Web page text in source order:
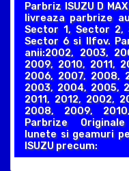
Parbriz ISUZU D
livreaza parbrize
Sector 1, Sector
Sector 6 si Ilfov.
anii:2002, 2003,
2009, 2010, 2011,
2006, 2007, 2008,
2003, 2004, 2005,
2011, 2012, 2002,
2008, 2009,
Parbrize
lunete si geamuri
ISUZU precum: